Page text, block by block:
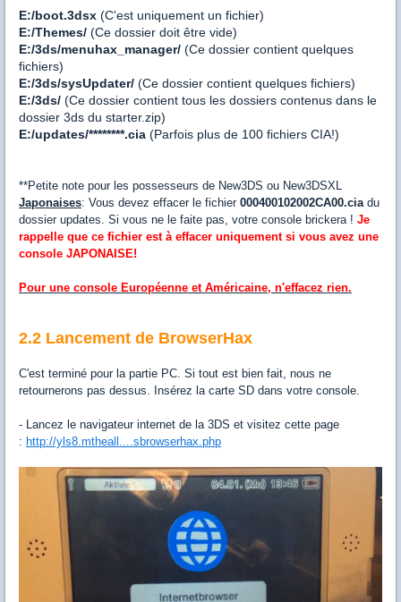
E:/boot.3dsx (C'est uniquement un fichier)
E:/Themes/ (Ce dossier doit être vide)
E:/3ds/menuhax_manager/ (Ce dossier contient quelques
fichiers)
E:/3ds/sysUpdater/ (Ce dossier contient quelques fichiers)
E:/3ds/ (Ce dossier contient tous les dossiers contenus dans le
dossier 3ds du starter.zip)
E:/updates/********.cia (Parfois plus de 100 fichiers CIA!)
**Petite note pour les possesseurs de New3DS ou New3DSXL
Japonaises: Vous devez effacer le fichier 000400102002CA00.cia du
dossier updates. Si vous ne le faite pas, votre console brickera ! Je
rappelle que ce fichier est à effacer uniquement si vous avez une
console JAPONAISE!
Pour une console Européenne et Américaine, n'effacez rien.
2.2 Lancement de BrowserHax
C'est terminé pour la partie PC. Si tout est bien fait, nous ne
retournerons pas dessus. Insérez la carte SD dans votre console.
- Lancez le navigateur internet de la 3DS et visitez cette page
: http://yls8.mtheall....sbrowserhax.php